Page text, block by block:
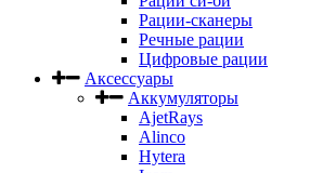
Рации-сканеры
Речные рации
Цифровые рации
Аксессуары
Аккумуляторы
AjetRays
Alinco
Hytera